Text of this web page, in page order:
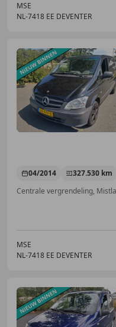
MSE
NL-7418 EE DEVENTER
04/2014 327.530 km
MSE
NL-7418 EE DEVENTER